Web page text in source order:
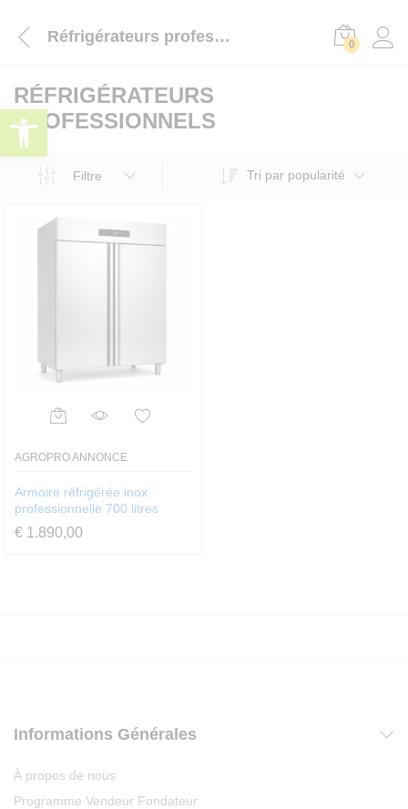
Réfrigérateurs professionnels 0
RÉFRIGÉRATEURS
PROFESSIONNELS
Filtre Tri par popularité
AGROPRO ANNONCE
Armoire réfrigérée inox
professionnelle 700 litres
€ 1.890,00
Informations Générales
À propos de nous
Programme Vendeur Fondateur
Ouvrir la barre d’outils